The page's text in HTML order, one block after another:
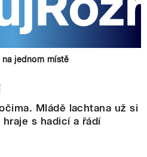
jednom místě
Mládě lachtana už si
hraje s hadicí a řádí